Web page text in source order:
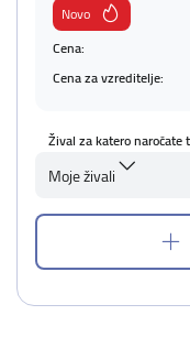
Novo
Cena:
Cena za vzreditelje:
Žival za katero naročate
Moje živali